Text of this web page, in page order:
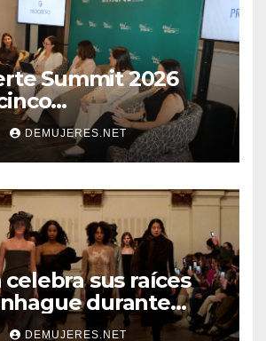
Summit 2026
a las
construir su
financiera
DEMUJERES.NET
sus raíces
durante
Fashion Week a
DEMUJERES.NET